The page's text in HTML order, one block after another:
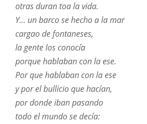
otras duran toa la vida.
Y... un barco se hecho a la mar
cargao de fontaneses,
la gente los conocía
porque hablaban con la ese.
Por que hablaban con la ese
y por el bullicio que hacían,
por donde iban pasando
todo el mundo se decía: